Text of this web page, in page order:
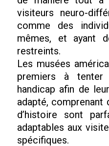
visiteurs neuro-
comme des
mêmes, et ayant
restreints.
Les musées
premiers à
handicap afin de
adapté, comprenant
d’histoire sont
adaptables aux
spécifiques.